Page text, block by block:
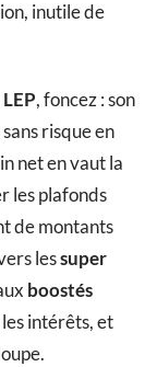
inutile de
, foncez : son
risque en
net en vaut la
les plafonds
de montants
lessuper
boostés
intérêts, et